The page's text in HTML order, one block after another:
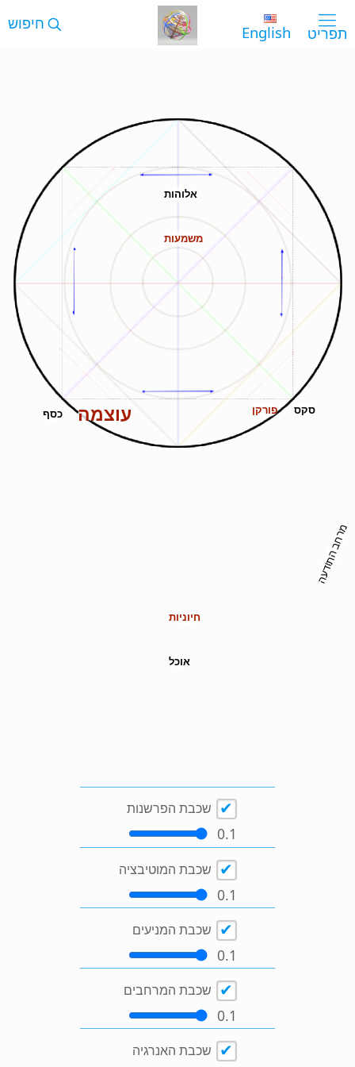
English
שכבת הפרשנות
0.1
שכבת המוטיבציה
0.1
שכבת המניעים
0.1
שכבת המרחבים
0.1
שכבת האנרגיה
אלוהות
משמעות
כסף עוצמה סקס פורקן
אוכל
חיוניות
מרחב התודעה